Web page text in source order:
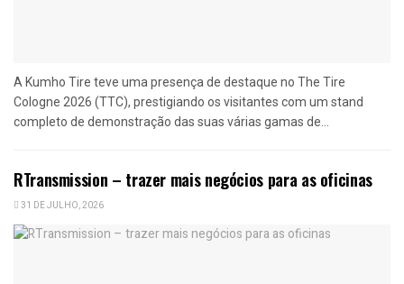
A Kumho Tire teve uma presença de destaque no The Tire
Cologne 2026 (TTC), prestigiando os visitantes com um stand
completo de demonstração das suas várias gamas de...
RTransmission – trazer mais negócios para as oficinas
31 DE JULHO, 2026